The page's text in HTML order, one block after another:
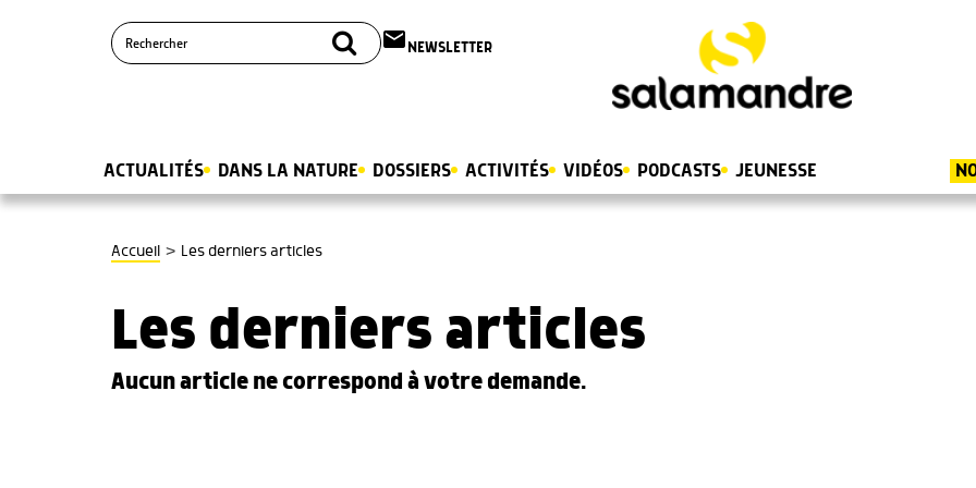
email NEWSLETTER
ACTUALITÉS DANS LA NATURE DOSSIERS ACTIVITÉS VIDÉOS PODCASTS JEUNESSE
Accueil > Les derniers articles
Les derniers articles
Aucun article ne correspond à votre demande.